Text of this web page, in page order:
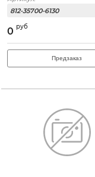
812-35700-6130
0 руб
Предзаказ